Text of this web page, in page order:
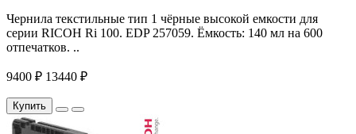
Чернила текстильные тип 1 чёрные высокой емкости для
серии RICOH Ri 100. EDP 257059. Ёмкость: 140 мл на 600
отпечатков. ..
9400 ₽ 13440 ₽
Купить